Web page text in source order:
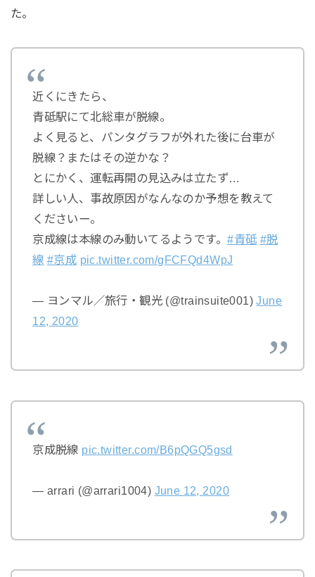
た。
近くにきたら、
青砥駅にて北総車が脱線。
よく見ると、パンタグラフが外れた後に台車が
脱線？またはその逆かな？
とにかく、運転再開の見込みは立たず…
詳しい人、事故原因がなんなのか予想を教えて
くださいー。
京成線は本線のみ動いてるようです。#青砥 #脱
線 #京成 pic.twitter.com/gFCFQd4WpJ
— ヨンマル／旅行・観光 (@trainsuite001)June
12, 2020
京成脱線 pic.twitter.com/B6pQGQ5gsd
— arrari (@arrari1004) June 12, 2020